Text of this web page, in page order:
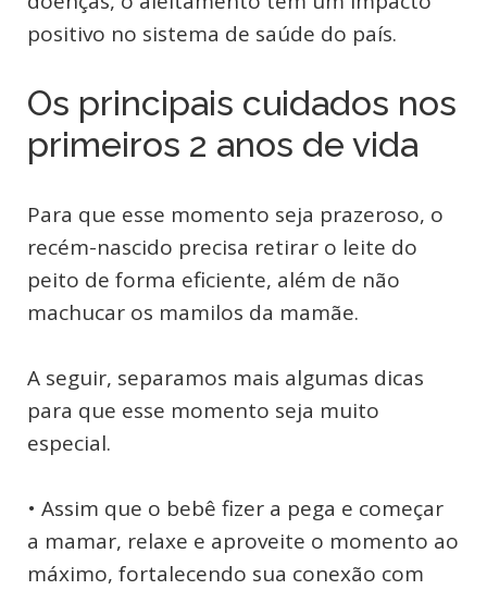
positivo no sistema de saúde do país.
Os principais cuidados nos
primeiros 2 anos de vida
Para que esse momento seja prazeroso, o
recém-nascido precisa retirar o leite do
peito de forma eficiente, além de não
machucar os mamilos da mamãe.
A seguir, separamos mais algumas dicas
para que esse momento seja muito
especial.
• Assim que o bebê fizer a pega e começar
a mamar, relaxe e aproveite o momento ao
máximo, fortalecendo sua conexão com